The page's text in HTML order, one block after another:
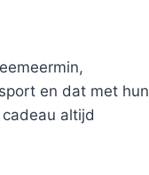
en dat met hun
altijd